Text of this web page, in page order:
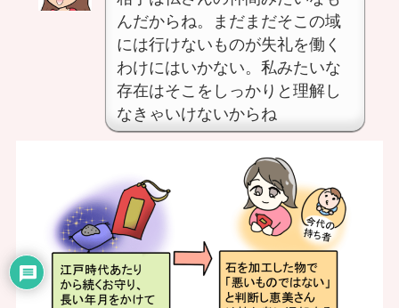
んだからね。まだまだそこの域
には行けないものが失礼を働く
わけにはいかない。私みたいな
存在はそこをしっかりと理解し
なきゃいけないからね